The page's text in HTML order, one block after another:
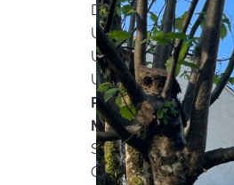
Deux chambres
Une salle de bain,
Un WC séparé.
Un sous-sol semi-
Points forts:
Maison très bien
Secteur recherché
Opportunité rare en